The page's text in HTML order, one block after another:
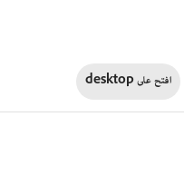
افتح علىdesktop